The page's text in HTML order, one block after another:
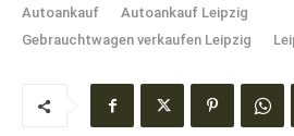
Autoankauf
Autoankauf Leipzig
Gebrauchtwagen verkaufen Leipzig